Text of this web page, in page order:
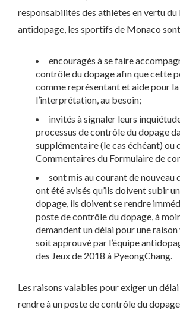
responsabilités des athlètes en vertu
antidopage, les sportifs de Monaco
encouragés à se faire
contrôle du dopage afin que cette
comme représentant et aide pour
l’interprétation, au besoin;
invités à signaler leurs
processus de contrôle du dopage
supplémentaire (le cas échéant) ou
Commentaires du Formulaire de
sont mis au courant de nouveau
ont été avisés qu’ils doivent subir
dopage, ils doivent se rendre
poste de contrôle du dopage, à
demandent un délai pour une
soit approuvé par l’équipe
des Jeux de 2018 à PyeongChang.
Les raisons valables pour exiger un
rendre à un poste de contrôle du